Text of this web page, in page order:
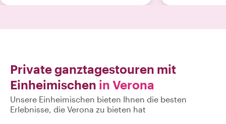
Private ganztagestouren mit
Einheimischen in Verona
Unsere Einheimischen bieten Ihnen die besten
Erlebnisse, die Verona zu bieten hat